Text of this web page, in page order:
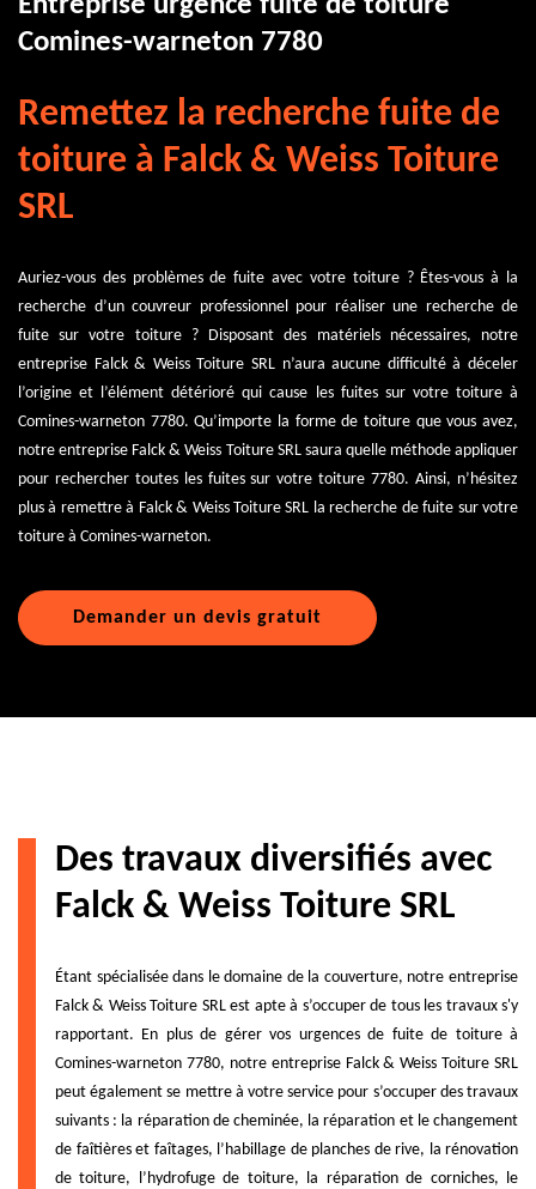
Comines-warneton 7780
Remettez la recherche fuite de
toiture à Falck & Weiss Toiture
SRL
Auriez-vous des problèmes de fuite avec votre toiture ? Êtes-vous à la
recherche d’un couvreur professionnel pour réaliser une recherche de
fuite sur votre toiture ? Disposant des matériels nécessaires, notre
entreprise Falck & Weiss Toiture SRL n’aura aucune difficulté à déceler
l’origine et l’élément détérioré qui cause les fuites sur votre toiture à
Comines-warneton 7780. Qu’importe la forme de toiture que vous avez,
notre entreprise Falck & Weiss Toiture SRL saura quelle méthode appliquer
pour rechercher toutes les fuites sur votre toiture 7780. Ainsi, n’hésitez
plus à remettre à Falck & Weiss Toiture SRL la recherche de fuite sur votre
toiture à Comines-warneton.
Demander un devis gratuit
Des travaux diversifiés avec
Falck & Weiss Toiture SRL
Étant spécialisée dans le domaine de la couverture, notre entreprise
Falck & Weiss Toiture SRL est apte à s’occuper de tous les travaux s'y
rapportant. En plus de gérer vos urgences de fuite de toiture à
Comines-warneton 7780, notre entreprise Falck & Weiss Toiture SRL
peut également se mettre à votre service pour s’occuper des travaux
suivants : la réparation de cheminée, la réparation et le changement
de faîtières et faîtages, l’habillage de planches de rive, la rénovation
de toiture, l’hydrofuge de toiture, la réparation de corniches, le